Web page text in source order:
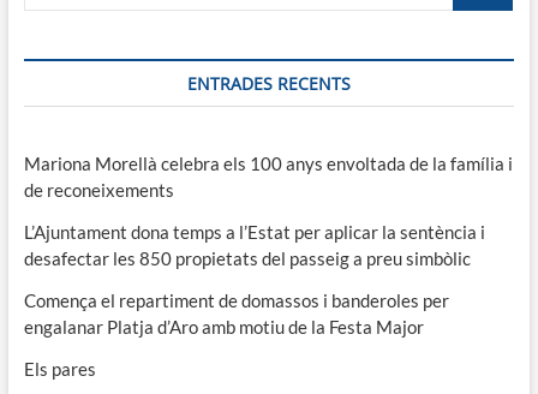
ENTRADES RECENTS
Mariona Morellà celebra els 100 anys envoltada de la família i
de reconeixements
L’Ajuntament dona temps a l’Estat per aplicar la sentència i
desafectar les 850 propietats del passeig a preu simbòlic
Comença el repartiment de domassos i banderoles per
engalanar Platja d’Aro amb motiu de la Festa Major
Els pares